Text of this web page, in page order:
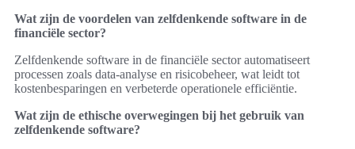
Wat zijn de voordelen van zelfdenkende software in de
financiële sector?
Zelfdenkende software in de financiële sector automatiseert
processen zoals data-analyse en risicobeheer, wat leidt tot
kostenbesparingen en verbeterde operationele efficiëntie.
Wat zijn de ethische overwegingen bij het gebruik van
zelfdenkende software?